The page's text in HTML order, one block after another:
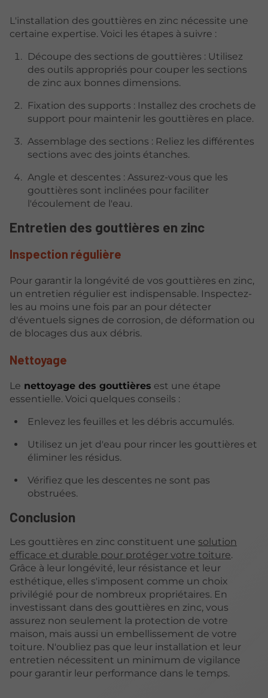
L'installation des gouttières en zinc nécessite une
certaine expertise. Voici les étapes à suivre :
Découpe des sections de gouttières : Utilisez
des outils appropriés pour couper les sections
de zinc aux bonnes dimensions.
Fixation des supports : Installez des crochets de
support pour maintenir les gouttières en place.
Assemblage des sections : Reliez les différentes
sections avec des joints étanches.
Angle et descentes : Assurez-vous que les
gouttières sont inclinées pour faciliter
l'écoulement de l'eau.
Entretien des gouttières en zinc
Inspection régulière
Pour garantir la longévité de vos gouttières en zinc,
un entretien régulier est indispensable. Inspectez-
les au moins une fois par an pour détecter
d'éventuels signes de corrosion, de déformation ou
de blocages dus aux débris.
Nettoyage
Le nettoyage des gouttières est une étape
essentielle. Voici quelques conseils :
Enlevez les feuilles et les débris accumulés.
Utilisez un jet d'eau pour rincer les gouttières et
éliminer les résidus.
Vérifiez que les descentes ne sont pas
obstruées.
Conclusion
Les gouttières en zinc constituent une solution
efficace et durable pour protéger votre toiture.
Grâce à leur longévité, leur résistance et leur
esthétique, elles s'imposent comme un choix
privilégié pour de nombreux propriétaires. En
investissant dans des gouttières en zinc, vous
assurez non seulement la protection de votre
maison, mais aussi un embellissement de votre
toiture. N'oubliez pas que leur installation et leur
entretien nécessitent un minimum de vigilance
pour garantir leur performance dans le temps.